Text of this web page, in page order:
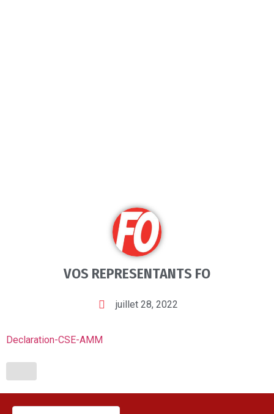
VOS REPRESENTANTS FO
juillet 28, 2022
Declaration-CSE-AMM